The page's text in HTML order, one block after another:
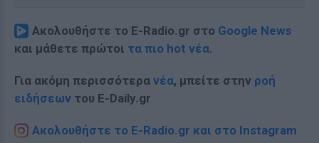
Ακολουθήστε το E-Radio.gr στο Google News
και μάθετε πρώτοι τα πιο hot νέα.
Για ακόμη περισσότερα νέα, μπείτε στην ροή
ειδήσεων του E-Daily.gr
Ακολουθήστε το E-Radio.gr και στο Instagram